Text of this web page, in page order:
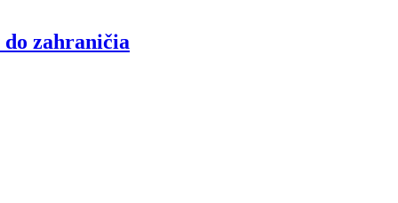
do zahraničia